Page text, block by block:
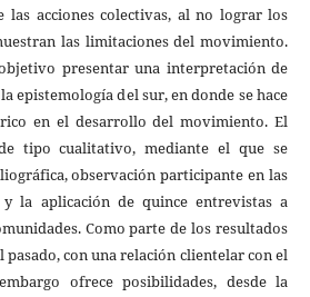
las acciones colectivas, al no lograr los
las limitaciones del movimiento.
presentar una interpretación de
epistemología del sur, en donde se hace
en el desarrollo del movimiento. El
tipo cualitativo, mediante el que se
observación participante en las
y la aplicación de quince entrevistas a
Como parte de los resultados
pasado, con una relación clientelar con el
ofrece posibilidades, desde la